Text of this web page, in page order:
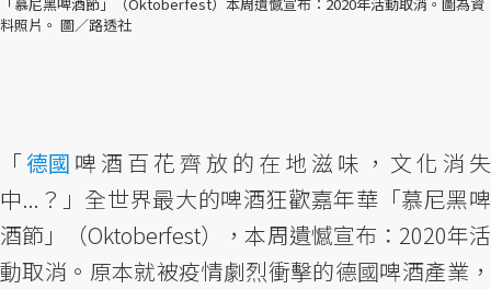
料照片。 圖／路透社
「德國 啤酒百花齊放的在地滋味，文化消失
中...？」全世界最大的啤酒狂歡嘉年華「慕尼黑啤
酒節」（Oktoberfest），本周遺憾宣布：2020年活
動取消。原本就被疫情劇烈衝擊的德國啤酒產業，